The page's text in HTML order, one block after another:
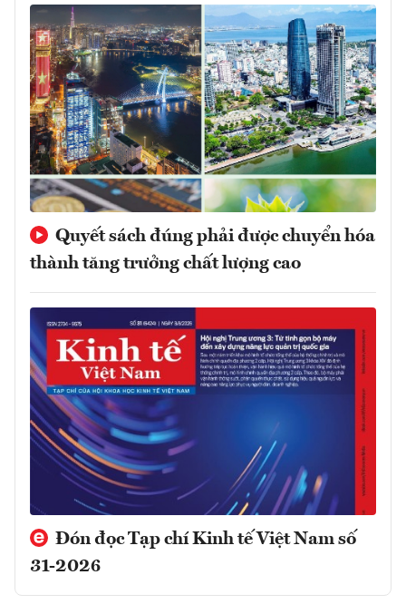
Quyết sách đúng phải được chuyển hóa
thành tăng trưởng chất lượng cao
Đón đọc Tạp chí Kinh tế Việt Nam số
31-2026